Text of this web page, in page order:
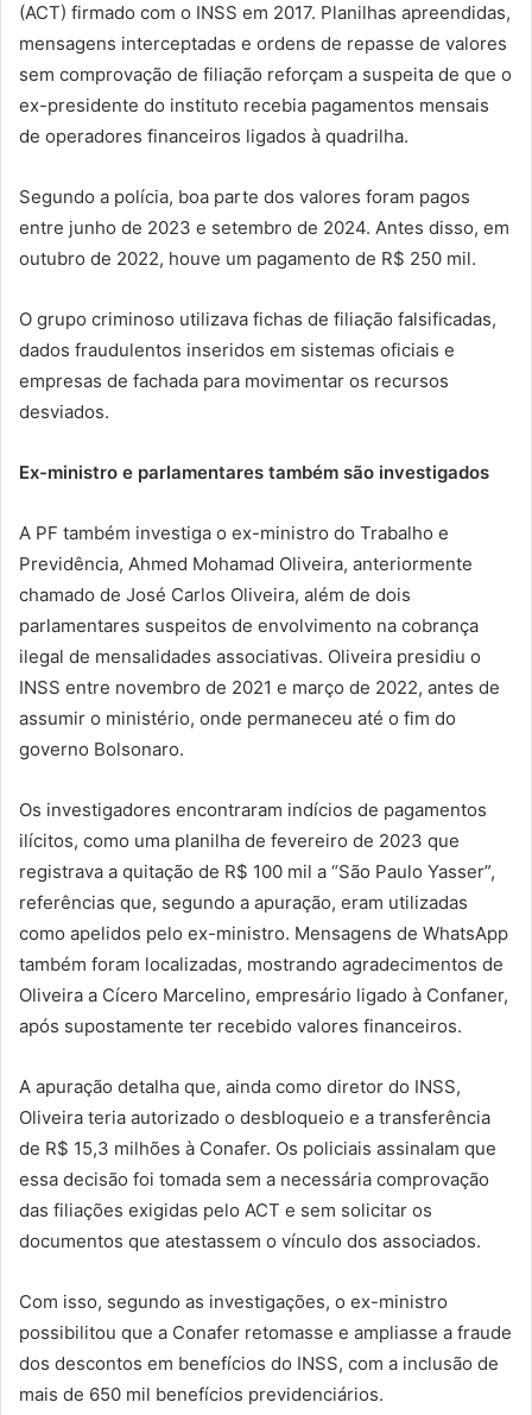
(ACT) firmado com o INSS em 2017. Planilhas apreendidas,
mensagens interceptadas e ordens de repasse de valores
sem comprovação de filiação reforçam a suspeita de que o
ex-presidente do instituto recebia pagamentos mensais
de operadores financeiros ligados à quadrilha.
Segundo a polícia, boa parte dos valores foram pagos
entre junho de 2023 e setembro de 2024. Antes disso, em
outubro de 2022, houve um pagamento de R$ 250 mil.
O grupo criminoso utilizava fichas de filiação falsificadas,
dados fraudulentos inseridos em sistemas oficiais e
empresas de fachada para movimentar os recursos
desviados.
Ex-ministro e parlamentares também são investigados
A PF também investiga o ex-ministro do Trabalho e
Previdência, Ahmed Mohamad Oliveira, anteriormente
chamado de José Carlos Oliveira, além de dois
parlamentares suspeitos de envolvimento na cobrança
ilegal de mensalidades associativas. Oliveira presidiu o
INSS entre novembro de 2021 e março de 2022, antes de
assumir o ministério, onde permaneceu até o fim do
governo Bolsonaro.
Os investigadores encontraram indícios de pagamentos
ilícitos, como uma planilha de fevereiro de 2023 que
registrava a quitação de R$ 100 mil a “São Paulo Yasser”,
referências que, segundo a apuração, eram utilizadas
como apelidos pelo ex-ministro. Mensagens de WhatsApp
também foram localizadas, mostrando agradecimentos de
Oliveira a Cícero Marcelino, empresário ligado à Confaner,
após supostamente ter recebido valores financeiros.
A apuração detalha que, ainda como diretor do INSS,
Oliveira teria autorizado o desbloqueio e a transferência
de R$ 15,3 milhões à Conafer. Os policiais assinalam que
essa decisão foi tomada sem a necessária comprovação
das filiações exigidas pelo ACT e sem solicitar os
documentos que atestassem o vínculo dos associados.
Com isso, segundo as investigações, o ex-ministro
possibilitou que a Conafer retomasse e ampliasse a fraude
dos descontos em benefícios do INSS, com a inclusão de
mais de 650 mil benefícios previdenciários.